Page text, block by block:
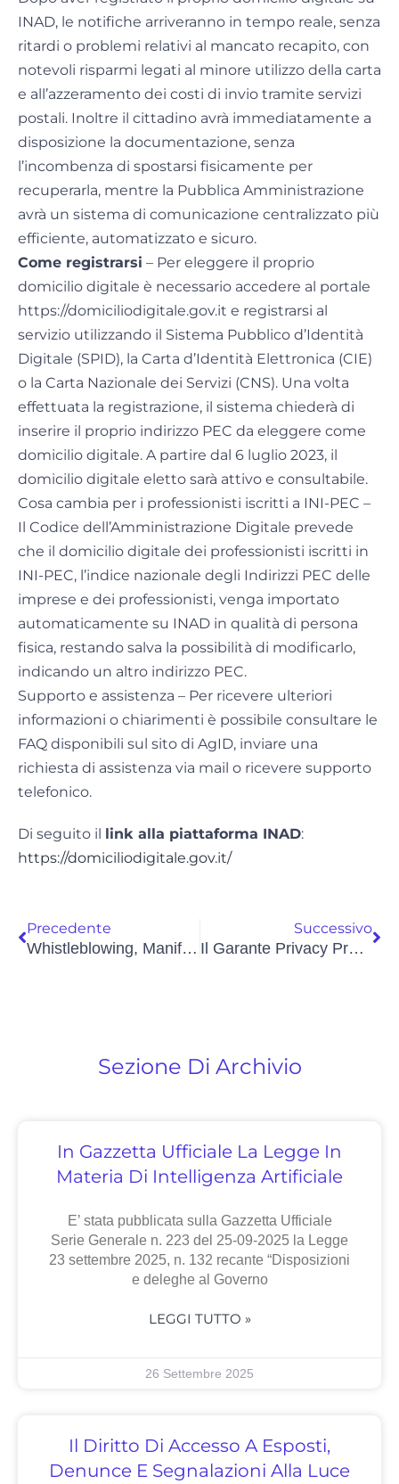
INAD, le notifiche arriveranno in tempo reale, senza
ritardi o problemi relativi al mancato recapito, con
notevoli risparmi legati al minore utilizzo della carta
e all’azzeramento dei costi di invio tramite servizi
postali. Inoltre il cittadino avrà immediatamente a
disposizione la documentazione, senza
l’incombenza di spostarsi fisicamente per
recuperarla, mentre la Pubblica Amministrazione
avrà un sistema di comunicazione centralizzato più
efficiente, automatizzato e sicuro.
Come registrarsi – Per eleggere il proprio
domicilio digitale è necessario accedere al portale
https://domiciliodigitale.gov.it e registrarsi al
servizio utilizzando il Sistema Pubblico d’Identità
Digitale (SPID), la Carta d’Identità Elettronica (CIE)
o la Carta Nazionale dei Servizi (CNS). Una volta
effettuata la registrazione, il sistema chiederà di
inserire il proprio indirizzo PEC da eleggere come
domicilio digitale. A partire dal 6 luglio 2023, il
domicilio digitale eletto sarà attivo e consultabile.
Cosa cambia per i professionisti iscritti a INI-PEC –
Il Codice dell’Amministrazione Digitale prevede
che il domicilio digitale dei professionisti iscritti in
INI-PEC, l’indice nazionale degli Indirizzi PEC delle
imprese e dei professionisti, venga importato
automaticamente su INAD in qualità di persona
fisica, restando salva la possibilità di modificarlo,
indicando un altro indirizzo PEC.
Supporto e assistenza – Per ricevere ulteriori
informazioni o chiarimenti è possibile consultare le
FAQ disponibili sul sito di AgID, inviare una
richiesta di assistenza via mail o ricevere supporto
telefonico.
Di seguito il link alla piattaforma INAD:
https://domiciliodigitale.gov.it/
Precedente
Whistleblowing, Manifestazione Di Interesse Per L’iscrizione All’elenco Enti Terzo Settore
Successivo
Il Garante Privacy Presenta La Relazione Annuale. Il Bilancio Dell’attività 2022 E Le Prospettive Future
Sezione Di Archivio
In Gazzetta Ufficiale La Legge In
Materia Di Intelligenza Artificiale
E’ stata pubblicata sulla Gazzetta Ufficiale
Serie Generale n. 223 del 25-09-2025 la Legge
23 settembre 2025, n. 132 recante “Disposizioni
e deleghe al Governo
LEGGI TUTTO »
26 Settembre 2025
Il Diritto Di Accesso A Esposti,
Denunce E Segnalazioni Alla Luce